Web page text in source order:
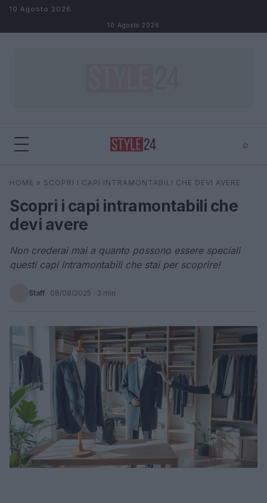
Salta al contenuto
10 Agosto 2026
10 Agosto 2026
⌕
Cerca ⌕
HOME » SCOPRI I CAPI INTRAMONTABILI CHE DEVI AVERE
Scopri i capi intramontabili che
devi avere
Non crederai mai a quanto possono essere speciali
questi capi intramontabili che stai per scoprire!
Staff · 08/08/2025 · 3 min